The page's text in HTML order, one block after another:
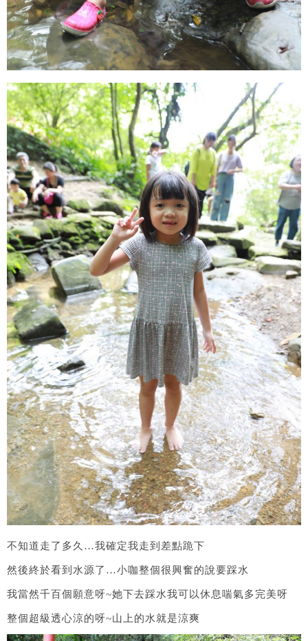
不知道走了多久…我確定我走到差點跪下
然後終於看到水源了…小咖整個很興奮的說要踩水
我當然千百個願意呀~她下去踩水我可以休息喘氣多完美呀
整個超級透心涼的呀~山上的水就是涼爽